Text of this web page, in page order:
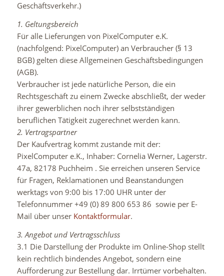
Geschäftsverkehr.)
1. Geltungsbereich
Für alle Lieferungen von PixelComputer e.K.
(nachfolgend: PixelComputer) an Verbraucher (§ 13
BGB) gelten diese Allgemeinen Geschäftsbedingungen
(AGB).
Verbraucher ist jede natürliche Person, die ein
Rechtsgeschäft zu einem Zwecke abschließt, der weder
ihrer gewerblichen noch ihrer selbstständigen
beruflichen Tätigkeit zugerechnet werden kann.
2. Vertragspartner
Der Kaufvertrag kommt zustande mit der:
PixelComputer e.K., Inhaber: Cornelia Werner, Lagerstr.
47a, 82178 Puchheim . Sie erreichen unseren Service
für Fragen, Reklamationen und Beanstandungen
werktags von 9:00 bis 17:00 UHR unter der
Telefonnummer +49 (0) 89 800 653 86 sowie per E-
Mail über unser Kontaktformular.
3. Angebot und Vertragsschluss
3.1 Die Darstellung der Produkte im Online-Shop stellt
kein rechtlich bindendes Angebot, sondern eine
Aufforderung zur Bestellung dar. Irrtümer vorbehalten.